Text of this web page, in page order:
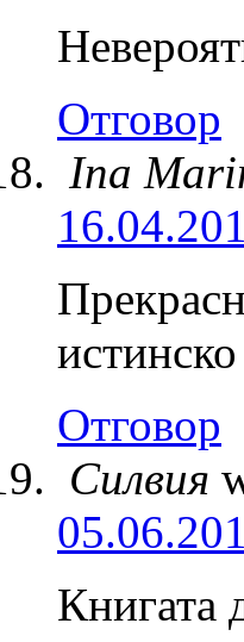
Отговор
Ina
Отговор
Силвия
Книгата